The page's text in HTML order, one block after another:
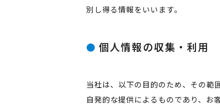
別し得る情報をいいます。
個人情報の収集・利用
当社は、以下の目的のため、その範
自発的な提供によるものであり、お